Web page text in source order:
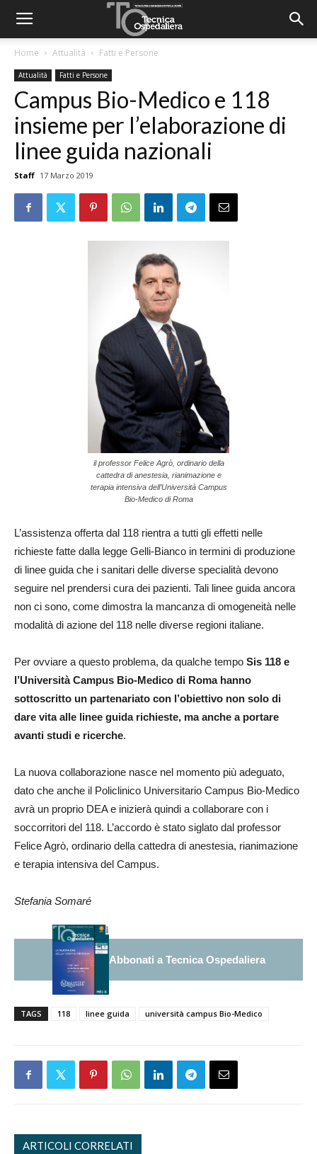
Home Attualità Fatti e Persone
Attualità Fatti e Persone
Campus Bio-Medico e 118
insieme per l’elaborazione di
linee guida nazionali
Staff 17 Marzo 2019
il professor Felice Agrò, ordinario della
cattedra di anestesia, rianimazione e
terapia intensiva dell’Università Campus
Bio-Medico di Roma
L’assistenza offerta dal 118 rientra a tutti gli effetti nelle
richieste fatte dalla legge Gelli-Bianco in termini di produzione
di linee guida che i sanitari delle diverse specialità devono
seguire nel prendersi cura dei pazienti. Tali linee guida ancora
non ci sono, come dimostra la mancanza di omogeneità nelle
modalità di azione del 118 nelle diverse regioni italiane.
Per ovviare a questo problema, da qualche tempo Sis 118 e
l’Università Campus Bio-Medico di Roma hanno
sottoscritto un partenariato con l’obiettivo non solo di
dare vita alle linee guida richieste, ma anche a portare
avanti studi e ricerche.
La nuova collaborazione nasce nel momento più adeguato,
dato che anche il Policlinico Universitario Campus Bio-Medico
avrà un proprio DEA e inizierà quindi a collaborare con i
soccorritori del 118. L’accordo è stato siglato dal professor
Felice Agrò, ordinario della cattedra di anestesia, rianimazione
e terapia intensiva del Campus.
Stefania Somaré
Abbonati a Tecnica Ospedaliera
TAGS 118 linee guida università campus Bio-Medico
ARTICOLI CORRELATI